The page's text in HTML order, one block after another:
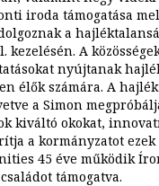
iroda támogatása
a
kezelésén. A
nyújtanak
élők számára. A
a Simon
kiváltó okokat,
a kormányzatot ezek
45 éve működik
támogatva.